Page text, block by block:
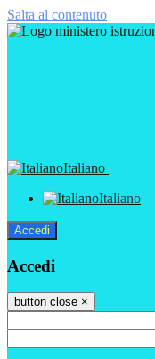
Salta al contenuto
Italiano
Italiano
Accedi
Accedi
button close ×